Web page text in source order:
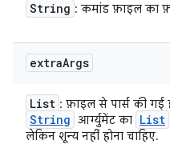
String : कमांड फ़ाइल का
extraArgs
List : फ़ाइल से पार्स की
String आर्ग्युमेंट का List
लेकिन शून्य नहीं होना चाहिए.